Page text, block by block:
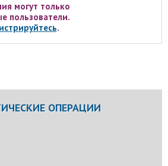
могут только
пользователи.
.
ОПЕРАЦИИ